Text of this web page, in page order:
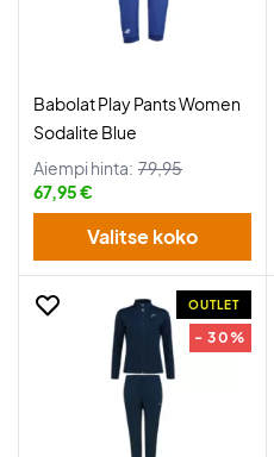
Babolat Play Pants Women
Sodalite Blue
Aiempi hinta: 79,95
67,95 €
Valitse koko
OUTLET
- 30%